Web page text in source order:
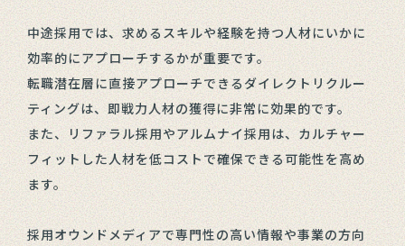
中途採用では、求めるスキルや経験を持つ人材にいかに
効率的にアプローチするかが重要です。
転職潜在層に直接アプローチできるダイレクトリクルー
ティングは、即戦力人材の獲得に非常に効果的です。
また、リファラル採用やアルムナイ採用は、カルチャー
フィットした人材を低コストで確保できる可能性を高め
ます。
採用オウンドメディアで専門性の高い情報や事業の方向